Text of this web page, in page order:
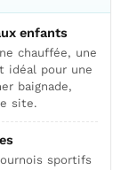
enfants
chauffée, une
idéal pour une
baignade,
site.
sportifs